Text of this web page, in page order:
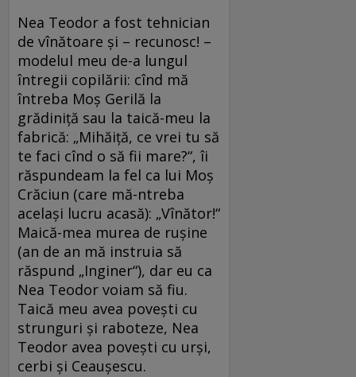
Nea Teodor a fost tehnician
de vînătoare și – recunosc! –
modelul meu de-a lungul
întregii copilării: cînd mă
întreba Moș Gerilă la
grădiniță sau la taică-meu la
fabrică: „Mihăiță, ce vrei tu să
te faci cînd o să fii mare?“, îi
răspundeam la fel ca lui Moș
Crăciun (care mă-ntreba
același lucru acasă): „Vînător!“
Maică-mea murea de rușine
(an de an mă instruia să
răspund „Inginer“), dar eu ca
Nea Teodor voiam să fiu.
Taică meu avea povești cu
strunguri și raboteze, Nea
Teodor avea povești cu urși,
cerbi și Ceaușescu.